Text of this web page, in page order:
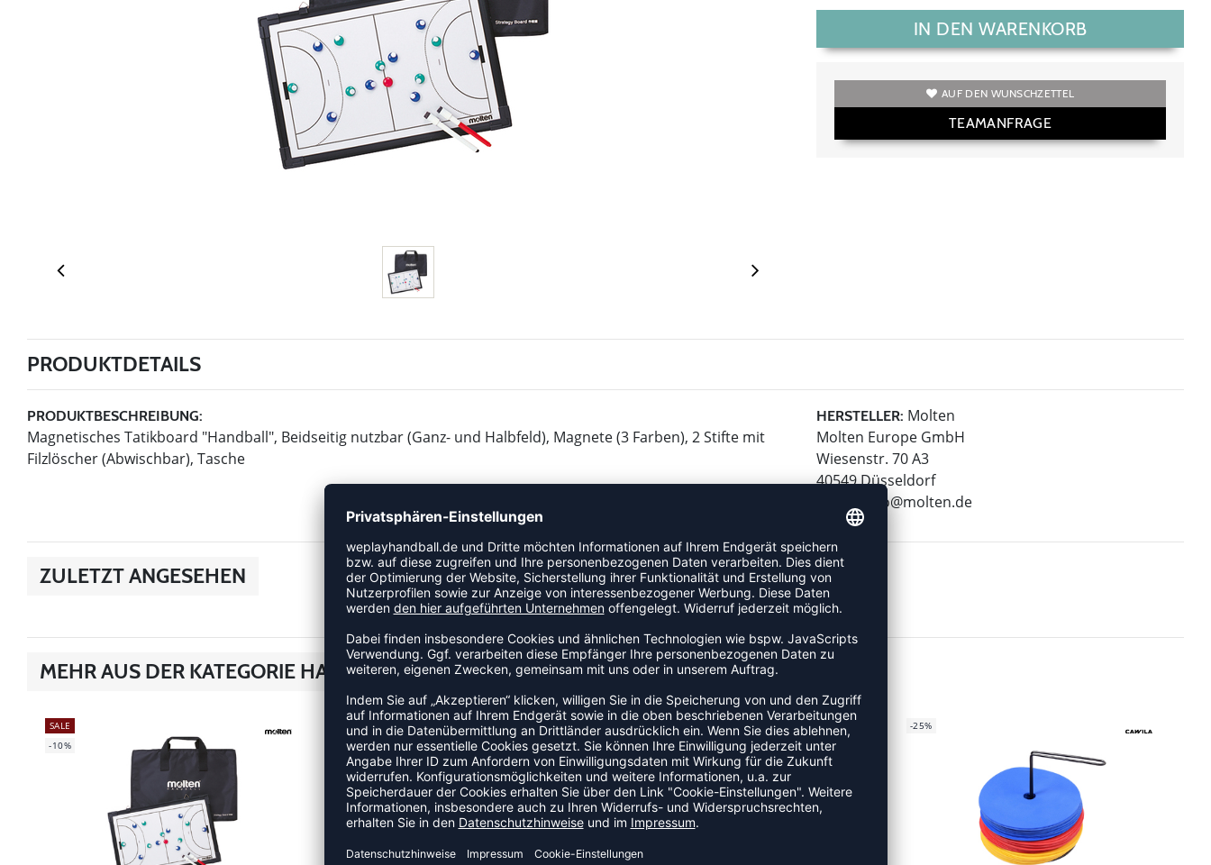
IN DEN WARENKORB
AUF DEN WUNSCHZETTEL
TEAMANFRAGE
PRODUKTDETAILS
PRODUKTBESCHREIBUNG:
Magnetisches Tatikboard "Handball", Beidseitig nutzbar (Ganz- und Halbfeld), Magnete (3 Farben), 2 Stifte mit
Filzlöscher (Abwischbar), Tasche
HERSTELLER: Molten
Molten Europe GmbH
Wiesenstr. 70 A3
40549 Düsseldorf
info@molten.de
ZULETZT ANGESEHEN
MEHR AUS DER KATEGORIE HALLENTRAINING
SALE
-10%
-35% -30% -25%